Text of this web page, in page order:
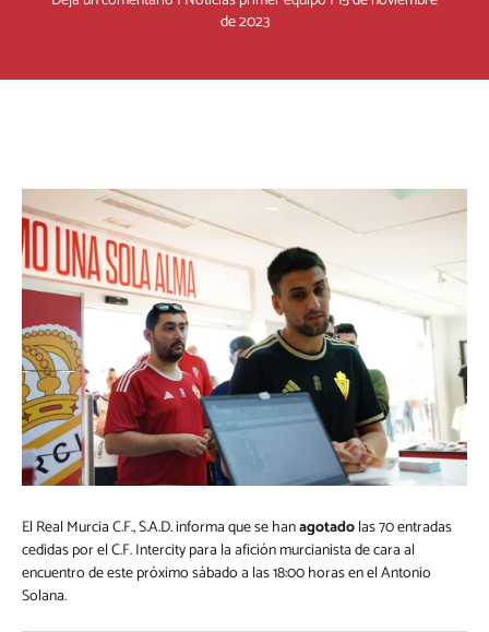
de 2023
El Real Murcia C.F., S.A.D. informa que se hanagotadolas 70 entradas
cedidas por el C.F. Intercity para la afición murcianista de cara al
encuentro de este próximo sábado a las 18:00 horas en el Antonio
Solana.